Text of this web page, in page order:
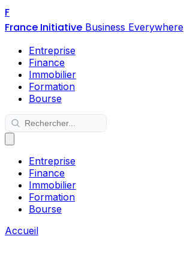
F
France Initiative Business Everywhere
Entreprise
Finance
Immobilier
Formation
Bourse
Entreprise
Finance
Immobilier
Formation
Bourse
Accueil